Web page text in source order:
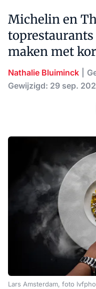
Michelin en
maken met
Nathalie Bluiminck
Gewijzigd: 29 sep.
Lars Amsterdam, foto